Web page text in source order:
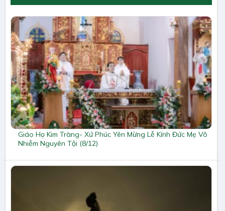
Giáo Họ Kim Tràng- Xứ Phúc Yên Mừng Lễ Kính Đức Mẹ Vô
Nhiễm Nguyên Tội (8/12)